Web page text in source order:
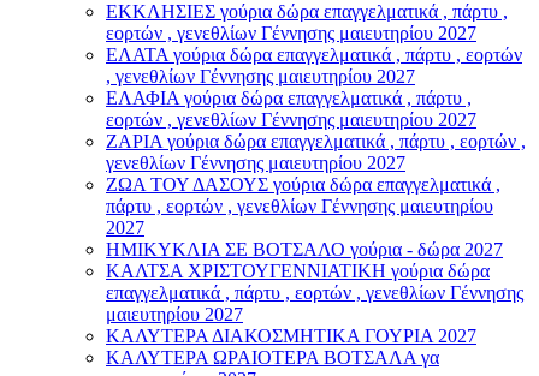
ΕΚΚΛΗΣΙΕΣ γούρια δώρα επαγγελματικά , πάρτυ ,
εορτών , γενεθλίων Γέννησης μαιευτηρίου 2027
ΕΛΑΤΑ γούρια δώρα επαγγελματικά , πάρτυ , εορτών
, γενεθλίων Γέννησης μαιευτηρίου 2027
ΕΛΑΦΙΑ γούρια δώρα επαγγελματικά , πάρτυ ,
εορτών , γενεθλίων Γέννησης μαιευτηρίου 2027
ΖΑΡΙΑ γούρια δώρα επαγγελματικά , πάρτυ , εορτών ,
γενεθλίων Γέννησης μαιευτηρίου 2027
ΖΩΑ ΤΟΥ ΔΑΣΟΥΣ γούρια δώρα επαγγελματικά ,
πάρτυ , εορτών , γενεθλίων Γέννησης μαιευτηρίου
2027
ΗΜΙΚΥΚΛΙΑ ΣΕ ΒΟΤΣΑΛΟ γούρια - δώρα 2027
ΚΑΛΤΣΑ ΧΡΙΣΤΟΥΓΕΝΝΙΑΤΙΚΗ γούρια δώρα
επαγγελματικά , πάρτυ , εορτών , γενεθλίων Γέννησης
μαιευτηρίου 2027
ΚΑΛΥΤΕΡΑ ΔΙΑΚΟΣΜΗΤΙΚΑ ΓΟΥΡΙΑ 2027
ΚΑΛΥΤΕΡΑ ΩΡΑΙΟΤΕΡΑ ΒΟΤΣΑΛΑ γα